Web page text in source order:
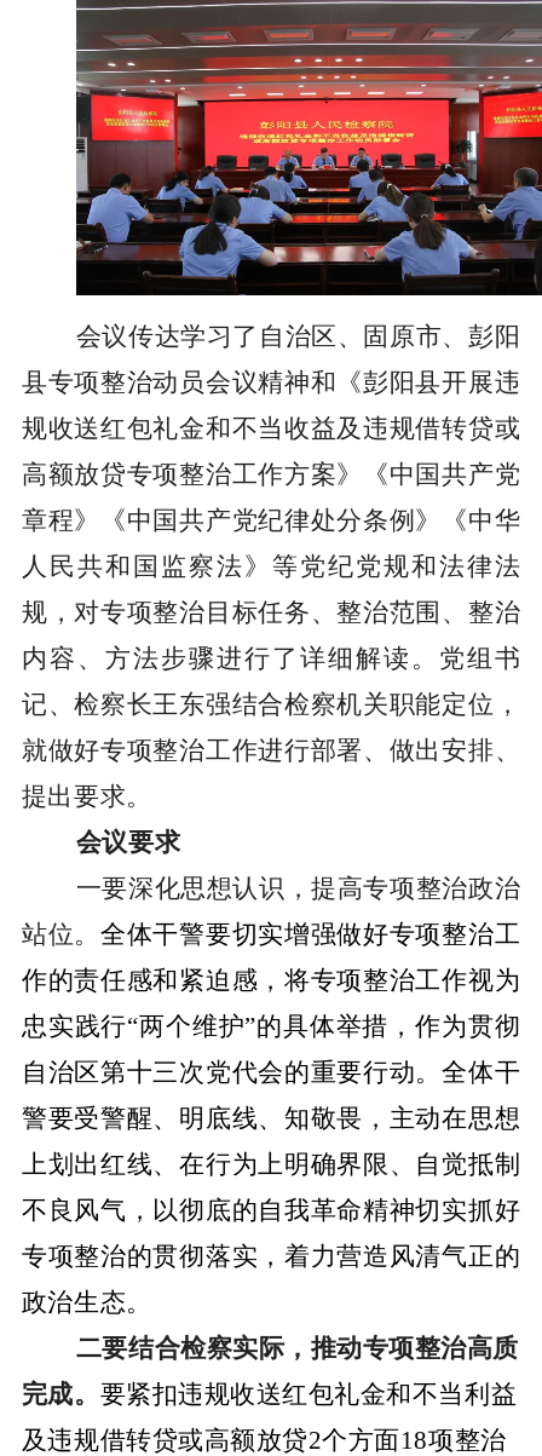
会议传达学习了自治区、固原市、彭阳
县专项整治动员会议精神和《彭阳县开展违
规收送红包礼金和不当收益及违规借转贷或
高额放贷专项整治工作方案》《中国共产党
章程》《中国共产党纪律处分条例》《中华
人民共和国监察法》等党纪党规和法律法
规，对专项整治目标任务、整治范围、整治
内容、方法步骤进行了详细解读。党组书
记、检察长王东强结合检察机关职能定位，
就做好专项整治工作进行部署、做出安排、
提出要求。
会议要求
一要深化思想认识，提高专项整治政治
站位。全体干警要切实增强做好专项整治工
作的责任感和紧迫感，将专项整治工作视为
忠实践行“两个维护”的具体举措，作为贯彻
自治区第十三次党代会的重要行动。全体干
警要受警醒、明底线、知敬畏，主动在思想
上划出红线、在行为上明确界限、自觉抵制
不良风气，以彻底的自我革命精神切实抓好
专项整治的贯彻落实，着力营造风清气正的
政治生态。
二要结合检察实际，推动专项整治高质
完成。 要紧扣违规收送红包礼金和不当利益
及违规借转贷或高额放贷2个方面18项整治